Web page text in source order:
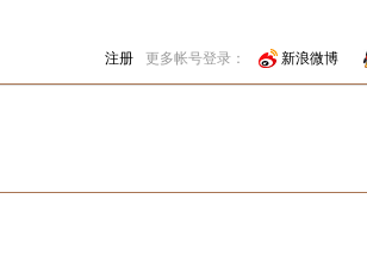
注册 更多帐号登录： 新浪微博